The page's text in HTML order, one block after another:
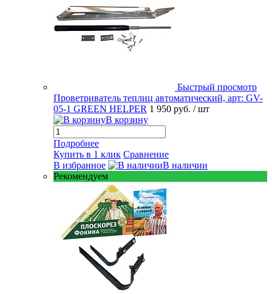
Быстрый просмотр
Проветриватель теплиц автоматический, арт: GV-
05-1 GREEN HELPER 1 950 руб. / шт
В корзину
Подробнее
Купить в 1 клик Сравнение
В избранное
В наличии
Рекомендуем